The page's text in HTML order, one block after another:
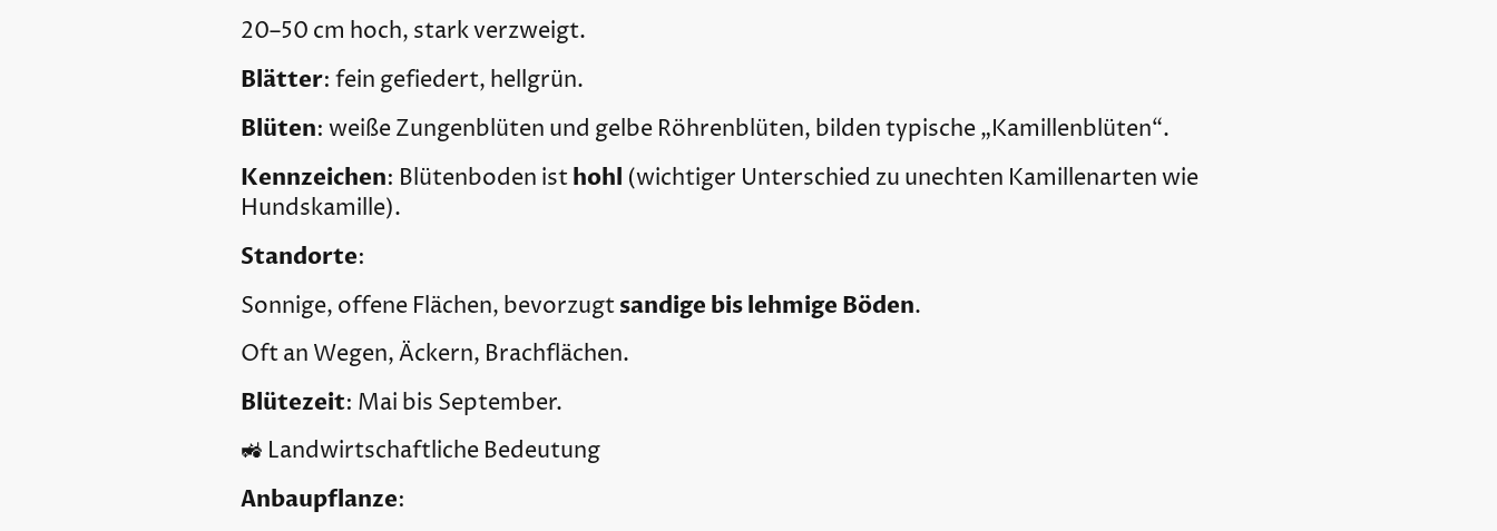
20–50 cm hoch, stark verzweigt.
Blätter: fein gefiedert, hellgrün.
Blüten: weiße Zungenblüten und gelbe Röhrenblüten, bilden typische „Kamillenblüten“.
Kennzeichen: Blütenboden isthohl (wichtiger Unterschied zu unechten Kamillenarten wie
Hundskamille).
Standorte:
Sonnige, offene Flächen, bevorzugtsandige bis lehmige Böden.
Oft an Wegen, Äckern, Brachflächen.
Blütezeit: Mai bis September.
🚜 Landwirtschaftliche Bedeutung
Anbaupflanze: